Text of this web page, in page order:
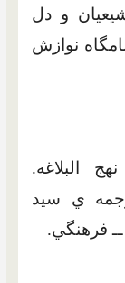
و دل
نوازش
ابي طالب(ع). (1368). نهج البلاغه.
ي سيد
فرهنگي.